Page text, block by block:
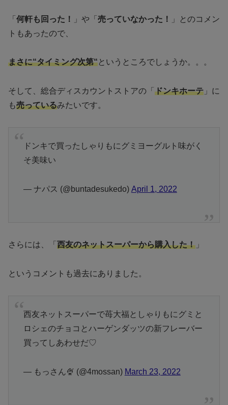
「 何軒も回った！ 」や「 売っていなかった！
」とのコメン
トもあったので、
まさに“タイミング次第“というところでしょうか。。。
そして、総合ディスカウントストアの「 ドンキホーテ 」に
も売っているみたいです。
ドンキで買ったしゃりもにグミヨーグルト味がく
そ美味い
— ナパス (@buntadesukedo) April 1, 2022
さらには、「 西友のネットスーパーから購入した！ 」
というコメントも過去にありました。
西友ネットスーパーで苺大福としゃりもにグミと
ロシェのチョコとハーゲンダッツの新フレーバー
買ってしあわせだ♡
— もっさん🍨 (@4mossan) March 23, 2022